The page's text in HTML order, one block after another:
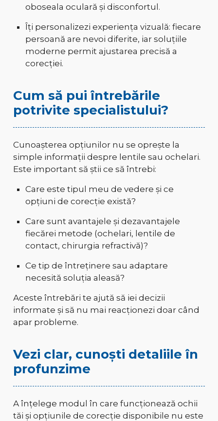
oboseala oculară și disconfortul.
Îți personalizezi experiența vizuală: fiecare
persoană are nevoi diferite, iar soluțiile
moderne permit ajustarea precisă a
corecției.
Cum să pui întrebările
potrivite specialistului?
Cunoașterea opțiunilor nu se oprește la
simple informații despre lentile sau ochelari.
Este important să știi ce să întrebi:
Care este tipul meu de vedere și ce
opțiuni de corecție există?
Care sunt avantajele și dezavantajele
fiecărei metode (ochelari, lentile de
contact, chirurgia refractivă)?
Ce tip de întreținere sau adaptare
necesită soluția aleasă?
Aceste întrebări te ajută să iei decizii
informate și să nu mai reacționezi doar când
apar probleme.
Vezi clar, cunoști detaliile în
profunzime
A înțelege modul în care funcționează ochii
tăi și opțiunile de corecție disponibile nu este